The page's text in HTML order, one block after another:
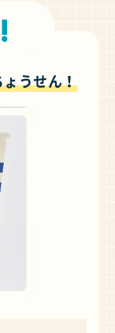
うせん！